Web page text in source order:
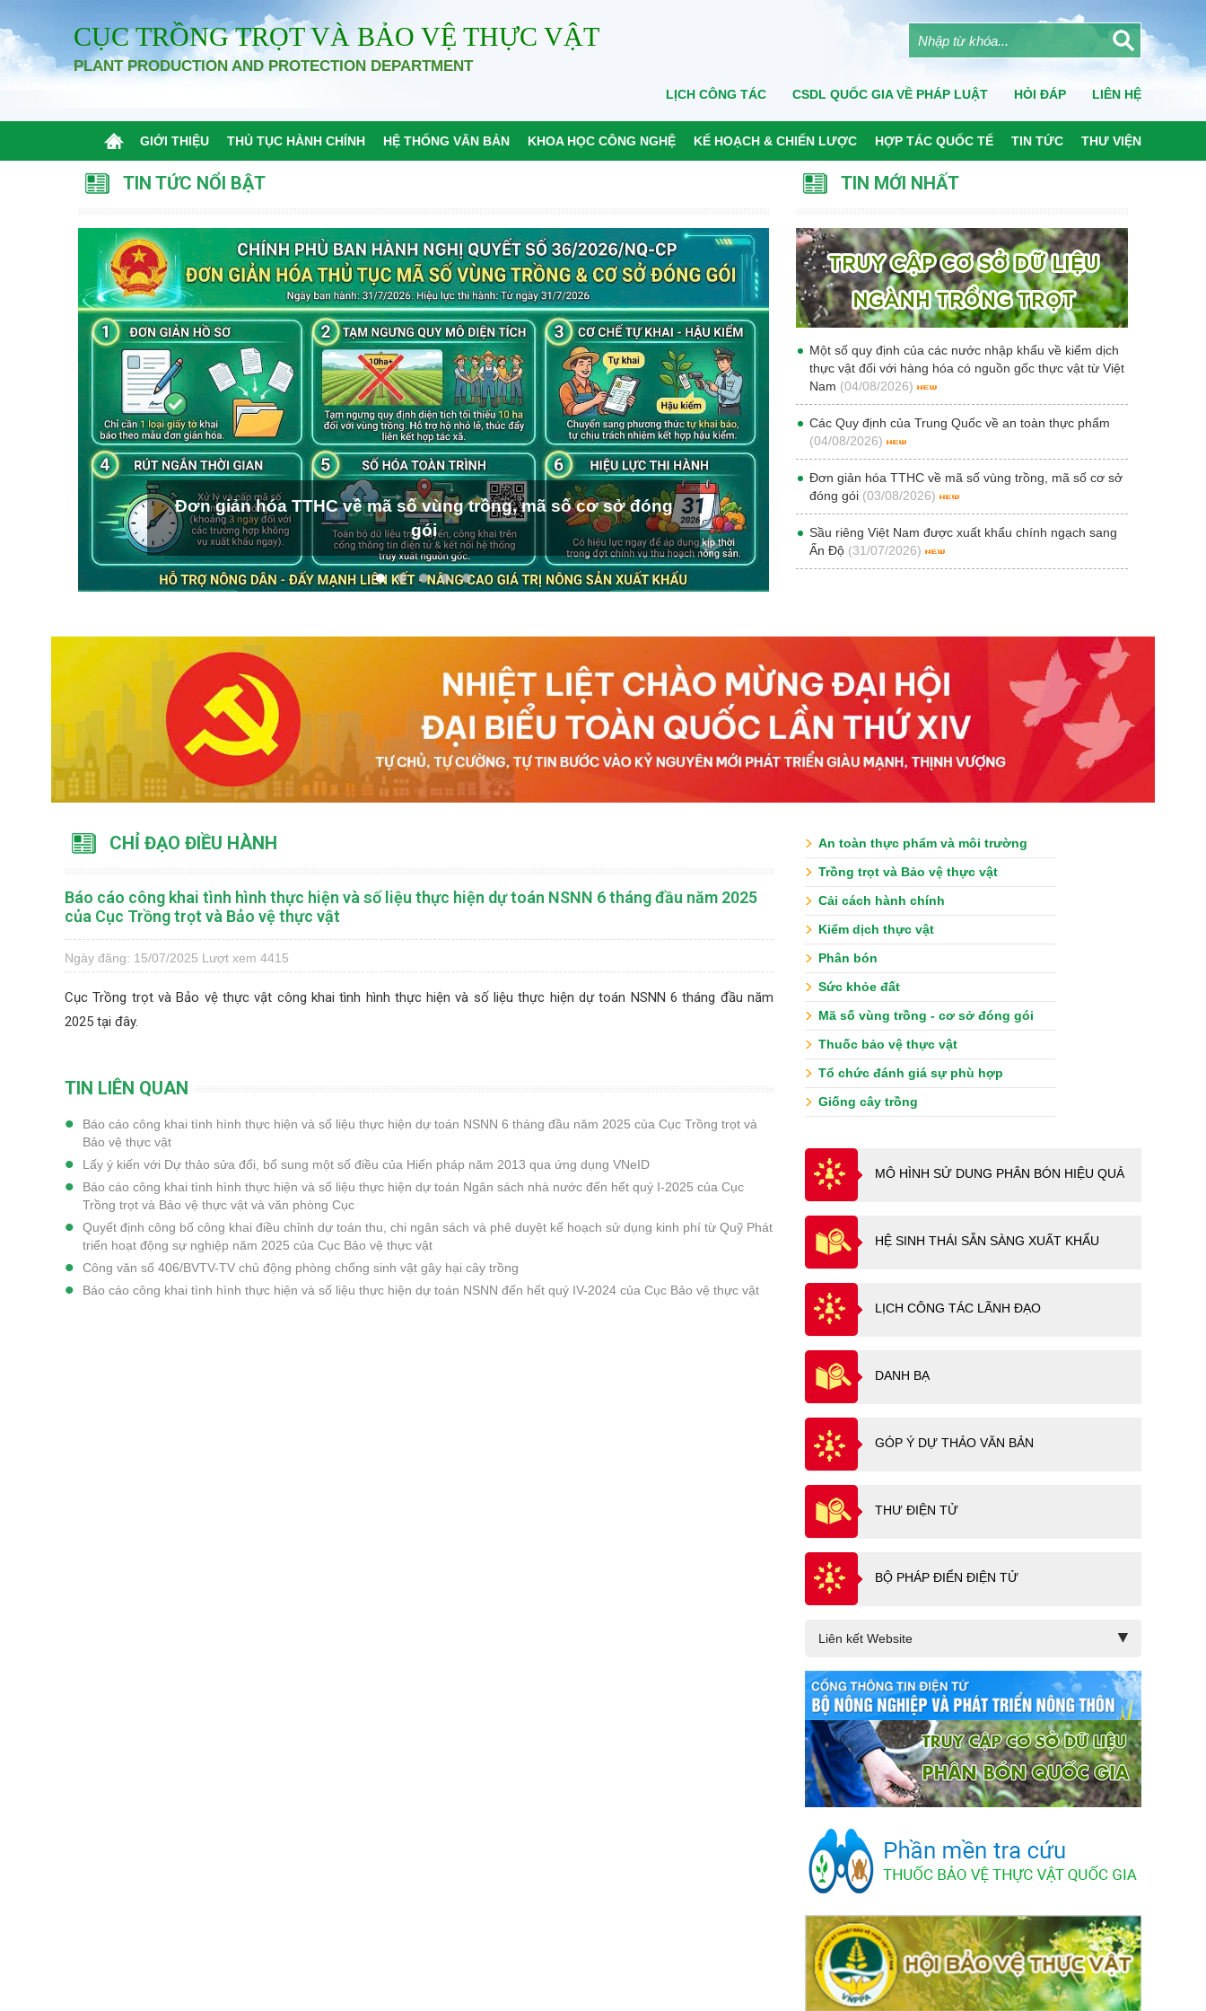
CỤC TRỒNG TRỌT VÀ BẢO VỆ THỰC VẬT
PLANT PRODUCTION AND PROTECTION DEPARTMENT
LỊCH CÔNG TÁC CSDL QUỐC GIA VỀ PHÁP LUẬT HỎI ĐÁP LIÊN HỆ
GIỚI THIỆU THỦ TỤC HÀNH CHÍNH HỆ THỐNG VĂN BẢN KHOA HỌC CÔNG NGHỆ KẾ HOẠCH & CHIẾN LƯỢC HỢP TÁC QUỐC TẾ TIN TỨC THƯ VIỆN
TIN TỨC NỔI BẬT
Đơn giản hóa TTHC về mã số vùng trồng, mã số cơ sở đóng
gói
TIN MỚI NHẤT
Một số quy định của các nước nhập khẩu về kiểm dịch
thực vật đối với hàng hóa có nguồn gốc thực vật từ Việt
Nam (04/08/2026)
Các Quy định của Trung Quốc về an toàn thực phẩm
(04/08/2026)
Đơn giản hóa TTHC về mã số vùng trồng, mã số cơ sở
đóng gói (03/08/2026)
Sầu riêng Việt Nam được xuất khẩu chính ngạch sang
Ấn Độ (31/07/2026)
CHỈ ĐẠO ĐIỀU HÀNH
Báo cáo công khai tình hình thực hiện và số liệu thực hiện dự toán NSNN 6 tháng đầu năm 2025
của Cục Trồng trọt và Bảo vệ thực vật
Ngày đăng: 15/07/2025 Lượt xem 4415
Cục Trồng trọt và Bảo vệ thực vật công khai tình hình thực hiện và số liệu thực hiện dự toán NSNN 6 tháng đầu năm
2025 tại đây.
TIN LIÊN QUAN
Báo cáo công khai tình hình thực hiện và số liệu thực hiện dự toán NSNN 6 tháng đầu năm 2025 của Cục Trồng trọt và
Bảo vệ thực vật
Lấy ý kiến với Dự thảo sửa đổi, bổ sung một số điều của Hiến pháp năm 2013 qua ứng dụng VNeID
Báo cáo công khai tình hình thực hiện và số liệu thực hiện dự toán Ngân sách nhà nước đến hết quý I-2025 của Cục
Trồng trọt và Bảo vệ thực vật và văn phòng Cục
Quyết định công bố công khai điều chỉnh dự toán thu, chi ngân sách và phê duyệt kế hoạch sử dụng kinh phí từ Quỹ Phát
triển hoạt động sự nghiệp năm 2025 của Cục Bảo vệ thực vật
Công văn số 406/BVTV-TV chủ động phòng chống sinh vật gây hại cây trồng
Báo cáo công khai tình hình thực hiện và số liệu thực hiện dự toán NSNN đến hết quý IV-2024 của Cục Bảo vệ thực vật
An toàn thực phẩm và môi trường
Trồng trọt và Bảo vệ thực vật
Cải cách hành chính
Kiểm dịch thực vật
Phân bón
Sức khỏe đất
Mã số vùng trồng - cơ sở đóng gói
Thuốc bảo vệ thực vật
Tổ chức đánh giá sự phù hợp
Giống cây trồng
MÔ HÌNH SỬ DUNG PHÂN BÓN HIỆU QUẢ
HỆ SINH THÁI SẴN SÀNG XUẤT KHẨU
LỊCH CÔNG TÁC LÃNH ĐẠO
DANH BẠ
GÓP Ý DỰ THẢO VĂN BẢN
THƯ ĐIỆN TỬ
BỘ PHÁP ĐIỂN ĐIỆN TỬ